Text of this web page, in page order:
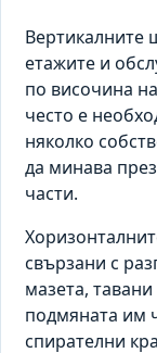
Вертикалните
етажите и
по височина
често е
няколко
да минава
части.
свързани с
мазета,
подмяната им
спирателни